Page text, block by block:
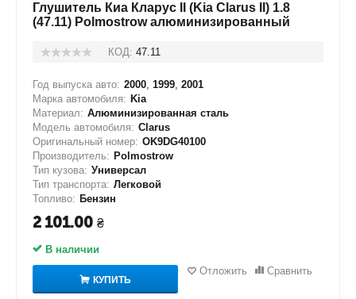
Глушитель Киа Кларус II (Kia Clarus II) 1.8
(47.11) Polmostrow алюминизированный
КОД: 47.11
Год выпуска авто: 2000, 1999, 2001
Марка автомобиля: Kia
Материал: Алюминизированная сталь
Модель автомобиля: Clarus
Оригинальный номер: OK9DG40100
Производитель: Polmostrow
Тип кузова: Универсал
Тип транспорта: Легковой
Топливо: Бензин
2 101.00 ₴
В наличии
КУПИТЬ
Отложить Сравнить